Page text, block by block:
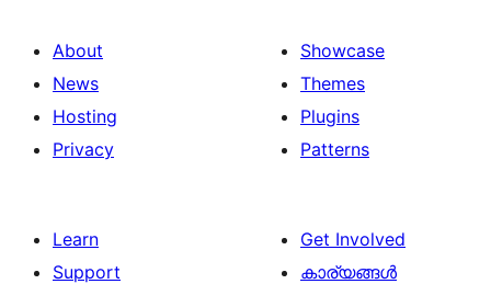
About
News
Hosting
Privacy
Showcase
Themes
Plugins
Patterns
Learn
Support
Get Involved
കാര്യങ്ങള്‍